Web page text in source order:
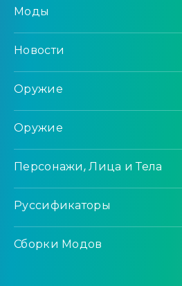
Моды
Новости
Оружие
Оружие
Персонажи, Лица и Тела
Руссификаторы
Сборки Модов